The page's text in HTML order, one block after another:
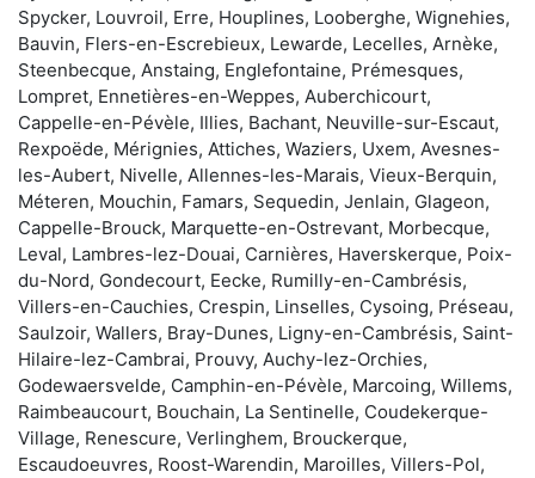
Spycker, Louvroil, Erre, Houplines, Looberghe, Wignehies,
Bauvin, Flers-en-Escrebieux, Lewarde, Lecelles, Arnèke,
Steenbecque, Anstaing, Englefontaine, Prémesques,
Lompret, Ennetières-en-Weppes, Auberchicourt,
Cappelle-en-Pévèle, Illies, Bachant, Neuville-sur-Escaut,
Rexpoëde, Mérignies, Attiches, Waziers, Uxem, Avesnes-
les-Aubert, Nivelle, Allennes-les-Marais, Vieux-Berquin,
Méteren, Mouchin, Famars, Sequedin, Jenlain, Glageon,
Cappelle-Brouck, Marquette-en-Ostrevant, Morbecque,
Leval, Lambres-lez-Douai, Carnières, Haverskerque, Poix-
du-Nord, Gondecourt, Eecke, Rumilly-en-Cambrésis,
Villers-en-Cauchies, Crespin, Linselles, Cysoing, Préseau,
Saulzoir, Wallers, Bray-Dunes, Ligny-en-Cambrésis, Saint-
Hilaire-lez-Cambrai, Prouvy, Auchy-lez-Orchies,
Godewaersvelde, Camphin-en-Pévèle, Marcoing, Willems,
Raimbeaucourt, Bouchain, La Sentinelle, Coudekerque-
Village, Renescure, Verlinghem, Brouckerque,
Escaudoeuvres, Roost-Warendin, Maroilles, Villers-Pol,